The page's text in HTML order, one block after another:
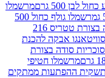
מרשמלו
מרשמלו גולף כחול 500
סוכריות סודה בצורת טטריס 216
להכנת
בצורת
חטיפי
ממתקים